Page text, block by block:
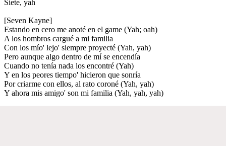
Siete, yah
[Seven Kayne]
Estando en cero me anoté en el game (Yah; oah)
A los hombros cargué a mi familia
Con los mío' lejo' siempre proyecté (Yah, yah)
Pero aunque algo dentro de mí se encendía
Cuando no tenía nada los encontré (Yah)
Y en los peores tiempo' hicieron que sonría
Por criarme con ellos, al rato coroné (Yah, yah)
Y ahora mis amigo' son mi familia (Yah, yah, yah)